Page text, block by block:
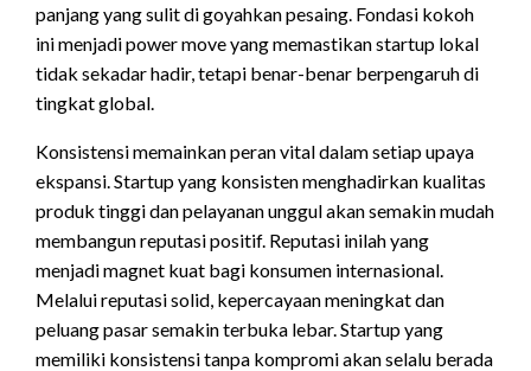
panjang yang sulit di goyahkan pesaing. Fondasi kokoh
ini menjadi power move yang memastikan startup lokal
tidak sekadar hadir, tetapi benar-benar berpengaruh di
tingkat global.
Konsistensi memainkan peran vital dalam setiap upaya
ekspansi. Startup yang konsisten menghadirkan kualitas
produk tinggi dan pelayanan unggul akan semakin mudah
membangun reputasi positif. Reputasi inilah yang
menjadi magnet kuat bagi konsumen internasional.
Melalui reputasi solid, kepercayaan meningkat dan
peluang pasar semakin terbuka lebar. Startup yang
memiliki konsistensi tanpa kompromi akan selalu berada